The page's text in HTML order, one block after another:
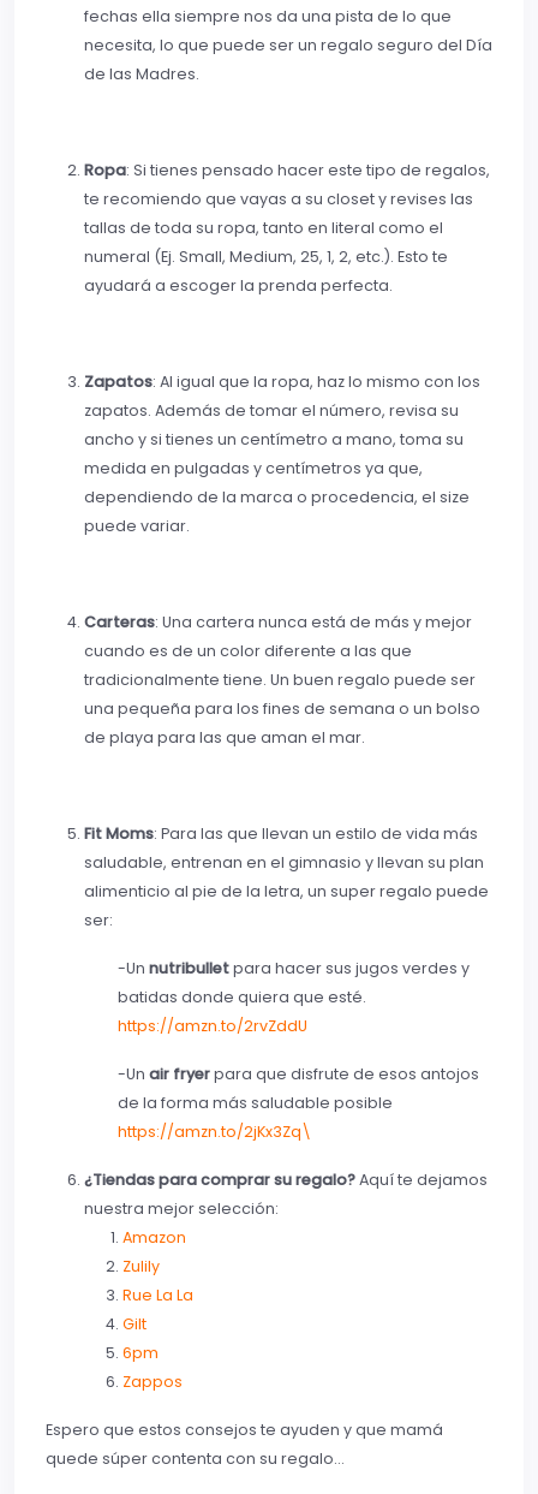
fechas ella siempre nos da una pista de lo que
necesita, lo que puede ser un regalo seguro del Día
de las Madres.
Ropa: Si tienes pensado hacer este tipo de regalos,
te recomiendo que vayas a su closet y revises las
tallas de toda su ropa, tanto en literal como el
numeral (Ej. Small, Medium, 25, 1, 2, etc.). Esto te
ayudará a escoger la prenda perfecta.
Zapatos: Al igual que la ropa, haz lo mismo con los
zapatos. Además de tomar el número, revisa su
ancho y si tienes un centímetro a mano, toma su
medida en pulgadas y centímetros ya que,
dependiendo de la marca o procedencia, el size
puede variar.
Carteras: Una cartera nunca está de más y mejor
cuando es de un color diferente a las que
tradicionalmente tiene. Un buen regalo puede ser
una pequeña para los fines de semana o un bolso
de playa para las que aman el mar.
Fit Moms: Para las que llevan un estilo de vida más
saludable, entrenan en el gimnasio y llevan su plan
alimenticio al pie de la letra, un super regalo puede
ser:
-Un nutribulletpara hacer sus jugos verdes y
batidas donde quiera que esté.
https://amzn.to/2rvZddU
-Un air fryerpara que disfrute de esos antojos
de la forma más saludable posible
https://amzn.to/2jKx3Zq\
¿Tiendas para comprar su regalo?Aquí te dejamos
nuestra mejor selección:
Amazon
Zulily
Rue La La
Gilt
6pm
Zappos
Espero que estos consejos te ayuden y que mamá
quede súper contenta con su regalo…